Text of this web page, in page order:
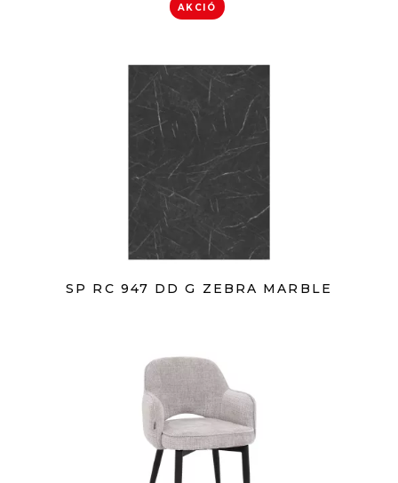
AKCIÓ
SP RC 947 DD G ZEBRA MARBLE